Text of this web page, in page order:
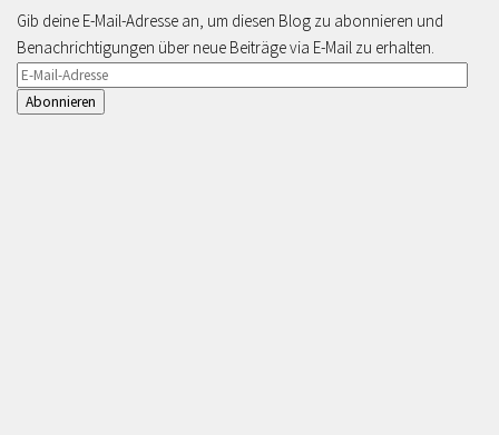
Gib deine E-Mail-Adresse an, um diesen Blog zu abonnieren und
Benachrichtigungen über neue Beiträge via E-Mail zu erhalten.
E-
Mail-